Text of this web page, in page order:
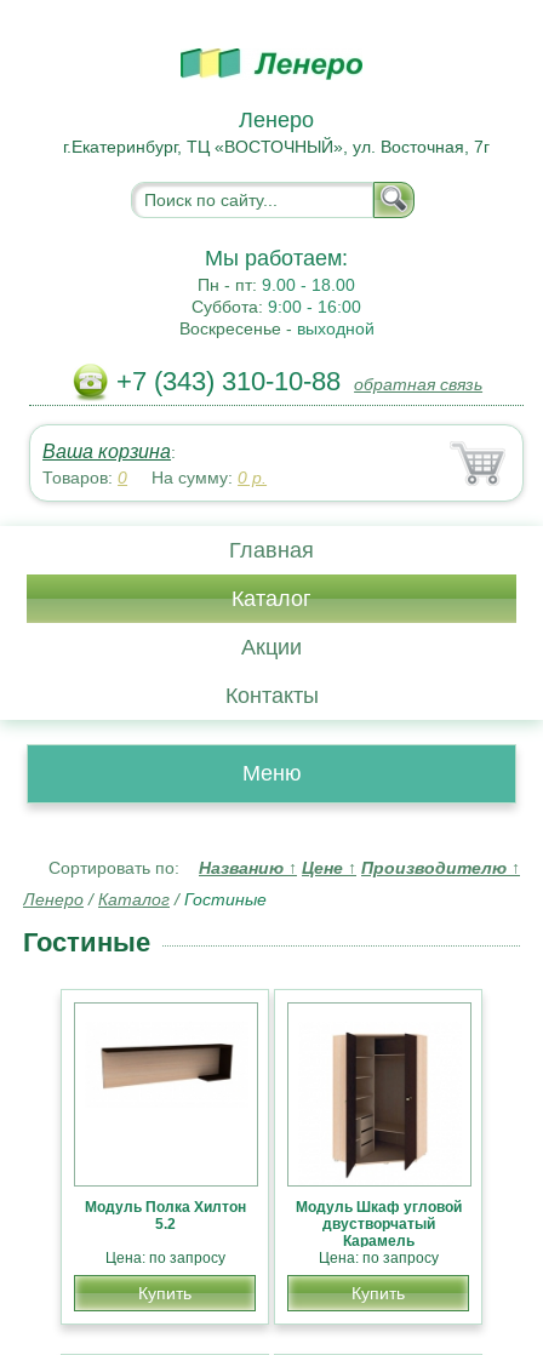
Ленеро
г.Екатеринбург, ТЦ «ВОСТОЧНЫЙ», ул. Восточная, 7г
Мы работаем:
Пн - пт:9.00 - 18.00
Суббота:9:00 - 16:00
Воскресенье - выходной
+7 (343) 310-10-88 обратная связь
Ваша корзина:
Товаров:0 На сумму:0 р.
Главная
Каталог
Акции
Контакты
Меню
Сортировать по: Названию ↑ Цене ↑ Производителю ↑
Ленеро /Каталог /Гостиные
Гостиные
Модуль Полка Хилтон
5.2
Цена: по запросу
Купить
Модуль Шкаф угловой
двустворчатый
Карамель
Цена: по запросу
Купить